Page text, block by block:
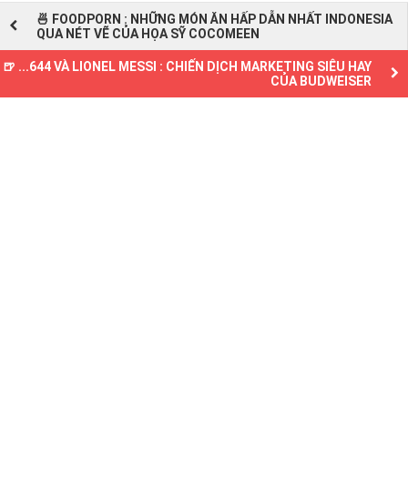
🍜 FOODPORN : NHỮNG MÓN ĂN HẤP DẪN NHẤT INDONESIA
QUA NÉT VẼ CỦA HỌA SỸ COCOMEEN
🍺 ...644 VÀ LIONEL MESSI : CHIẾN DỊCH MARKETING SIÊU HAY
CỦA BUDWEISER